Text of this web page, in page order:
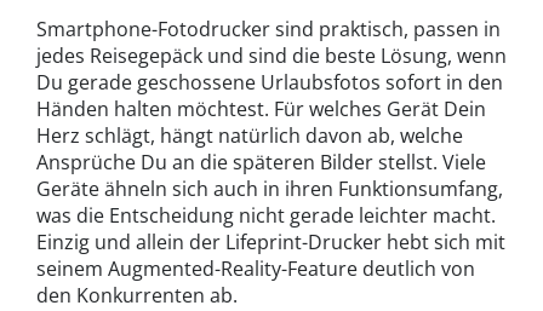
Smartphone-Fotodrucker sind praktisch, passen in
jedes Reisegepäck und sind die beste Lösung, wenn
Du gerade geschossene Urlaubsfotos sofort in den
Händen halten möchtest. Für welches Gerät Dein
Herz schlägt, hängt natürlich davon ab, welche
Ansprüche Du an die späteren Bilder stellst. Viele
Geräte ähneln sich auch in ihren Funktionsumfang,
was die Entscheidung nicht gerade leichter macht.
Einzig und allein der Lifeprint-Drucker hebt sich mit
seinem Augmented-Reality-Feature deutlich von
den Konkurrenten ab.